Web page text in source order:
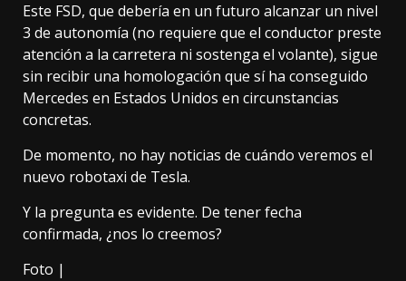
Este FSD, que debería en un futuro alcanzar un nivel
3 de autonomía (no requiere que el conductor preste
atención a la carretera ni sostenga el volante), sigue
sin recibir una homologación que sí ha conseguido
Mercedes en Estados Unidos en circunstancias
concretas.
De momento, no hay noticias de cuándo veremos el
nuevo robotaxi de Tesla.
Y la pregunta es evidente. De tener fecha
confirmada, ¿nos lo creemos?
Foto |